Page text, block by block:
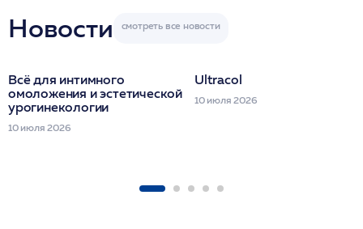
Новости
Всё для интимного
омоложения и эстетической
урогинекологии
10 июля 2026
Ultracol
10 июля 2026